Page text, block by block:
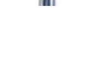
Livrées avec tuyau